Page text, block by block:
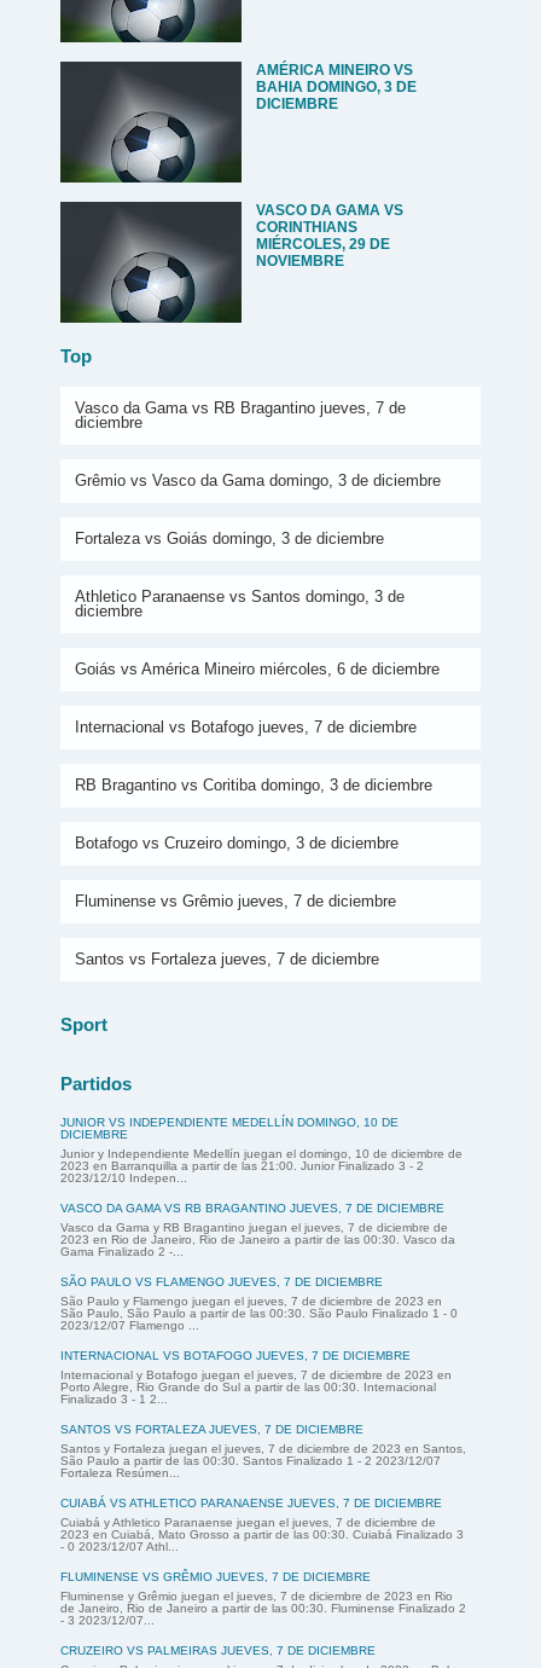
AMÉRICA MINEIRO VS
BAHIA DOMINGO, 3 DE
DICIEMBRE
VASCO DA GAMA VS
CORINTHIANS
MIÉRCOLES, 29 DE
NOVIEMBRE
Top
Vasco da Gama vs RB Bragantino jueves, 7 de
diciembre
Grêmio vs Vasco da Gama domingo, 3 de diciembre
Fortaleza vs Goiás domingo, 3 de diciembre
Athletico Paranaense vs Santos domingo, 3 de
diciembre
Goiás vs América Mineiro miércoles, 6 de diciembre
Internacional vs Botafogo jueves, 7 de diciembre
RB Bragantino vs Coritiba domingo, 3 de diciembre
Botafogo vs Cruzeiro domingo, 3 de diciembre
Fluminense vs Grêmio jueves, 7 de diciembre
Santos vs Fortaleza jueves, 7 de diciembre
Sport
Partidos
JUNIOR VS INDEPENDIENTE MEDELLÍN DOMINGO, 10 DE
DICIEMBRE
Junior y Independiente Medellín juegan el domingo, 10 de diciembre de
2023 en Barranquilla a partir de las 21:00. Junior Finalizado 3 - 2
2023/12/10 Indepen...
VASCO DA GAMA VS RB BRAGANTINO JUEVES, 7 DE DICIEMBRE
Vasco da Gama y RB Bragantino juegan el jueves, 7 de diciembre de
2023 en Rio de Janeiro, Rio de Janeiro a partir de las 00:30. Vasco da
Gama Finalizado 2 -...
SÃO PAULO VS FLAMENGO JUEVES, 7 DE DICIEMBRE
São Paulo y Flamengo juegan el jueves, 7 de diciembre de 2023 en
São Paulo, São Paulo a partir de las 00:30. São Paulo Finalizado 1 - 0
2023/12/07 Flamengo ...
INTERNACIONAL VS BOTAFOGO JUEVES, 7 DE DICIEMBRE
Internacional y Botafogo juegan el jueves, 7 de diciembre de 2023 en
Porto Alegre, Rio Grande do Sul a partir de las 00:30. Internacional
Finalizado 3 - 1 2...
SANTOS VS FORTALEZA JUEVES, 7 DE DICIEMBRE
Santos y Fortaleza juegan el jueves, 7 de diciembre de 2023 en Santos,
São Paulo a partir de las 00:30. Santos Finalizado 1 - 2 2023/12/07
Fortaleza Resúmen...
CUIABÁ VS ATHLETICO PARANAENSE JUEVES, 7 DE DICIEMBRE
Cuiabá y Athletico Paranaense juegan el jueves, 7 de diciembre de
2023 en Cuiabá, Mato Grosso a partir de las 00:30. Cuiabá Finalizado 3
- 0 2023/12/07 Athl...
FLUMINENSE VS GRÊMIO JUEVES, 7 DE DICIEMBRE
Fluminense y Grêmio juegan el jueves, 7 de diciembre de 2023 en Rio
de Janeiro, Rio de Janeiro a partir de las 00:30. Fluminense Finalizado 2
- 3 2023/12/07...
CRUZEIRO VS PALMEIRAS JUEVES, 7 DE DICIEMBRE